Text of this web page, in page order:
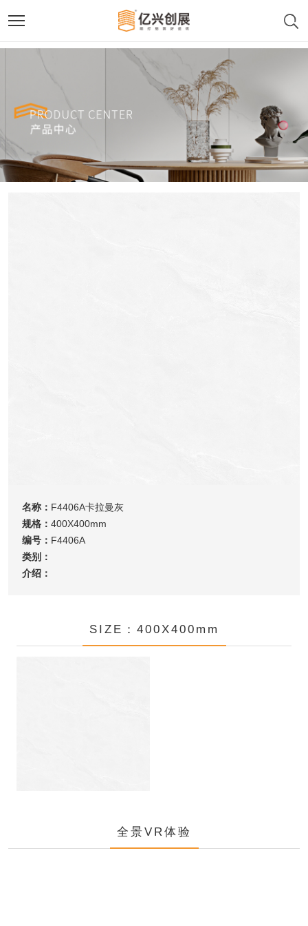
名称： F4406A卡拉曼灰
规格： 400X400mm
编号： F4406A
类别：
介绍：
SIZE：400X400mm
全景VR体验